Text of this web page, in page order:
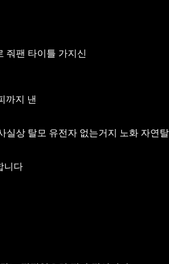
줘팬 타이틀 가지신
까지 낸
실상 탈모 유전자 없는거지 노화 자연
니다